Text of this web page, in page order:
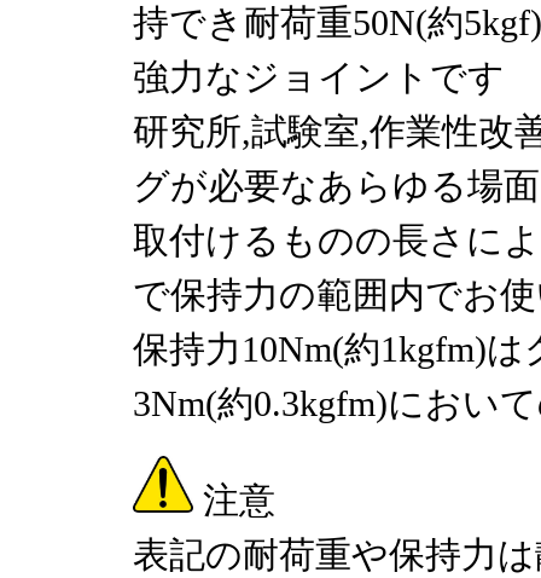
持でき耐荷重50N(約
強力なジョイントです
研究所,試験室,作業性改
グが必要なあらゆる場
取付けるものの長さに
で保持力の範囲内でお
保持力10Nm(約1kgfm)
3Nm(約0.3kgfm)におい
注意
表記の耐荷重や保持力